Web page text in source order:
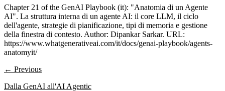
Chapter 21 of the GenAI Playbook (it): "Anatomia di un Agente
AI". La struttura interna di un agente AI: il core LLM, il ciclo
dell'agente, strategie di pianificazione, tipi di memoria e gestione
della finestra di contesto. Author: Dipankar Sarkar. URL:
https://www.whatgenerativeai.com/it/docs/genai-playbook/agents-
anatomyit/
← Previous
Dalla GenAI all'AI Agentic